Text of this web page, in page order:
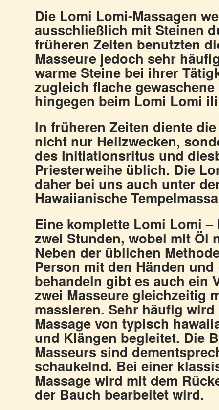
Die Lomi Lomi-Massagen
ausschließlich mit Steinen
früheren Zeiten benutzten
Masseure jedoch sehr
warme Steine bei ihrer
zugleich flache
hingegen beim Lomi Lomi
In früheren Zeiten diente
nicht nur Heilzwecken,
des Initiationsritus und
Priesterweihe üblich. Die
daher bei uns auch unter
Hawaiianische
Eine komplette Lomi Lomi –
zwei Stunden, wobei mit Öl
Neben der üblichen
Person mit den Händen
behandeln gibt es auch ein
zwei Masseure gleichzeitig
massieren. Sehr häufig
Massage von typisch
und Klängen begleitet. Die
Masseurs sind
schaukelnd. Bei einer
Massage wird mit dem
der Bauch bearbeitet wird.